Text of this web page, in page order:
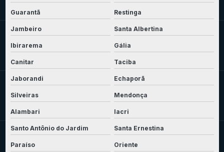
Guarantã Restinga
Jambeiro Santa Albertina
Ibirarema Gália
Canitar Taciba
Jaborandi Echaporã
Silveiras Mendonça
Alambari Iacri
Santo Antônio do Jardim Santa Ernestina
Paraíso Oriente